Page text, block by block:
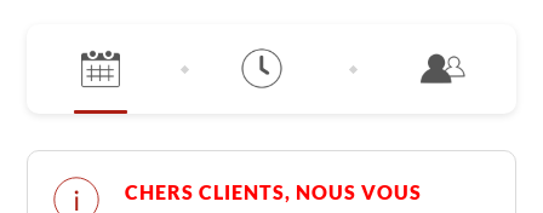
CHERS CLIENTS, NOUS VOUS